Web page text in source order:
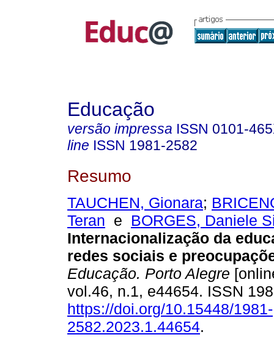
Educação
versão impressa ISSN 0101-
line ISSN 1981-2582
Resumo
TAUCHEN, Gionara;
Teran e BORGES, Daniele
Internacionalização da
redes sociais e
Educação. Porto Alegre
vol.46, n.1, e44654. ISSN
https://doi.org/10.15448/1981-
2582.2023.1.44654.